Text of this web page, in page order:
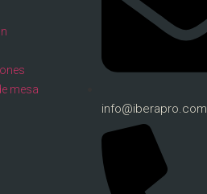
mesa
info@iberapro.com